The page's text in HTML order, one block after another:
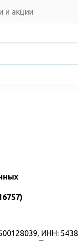
и акции
ИНН: